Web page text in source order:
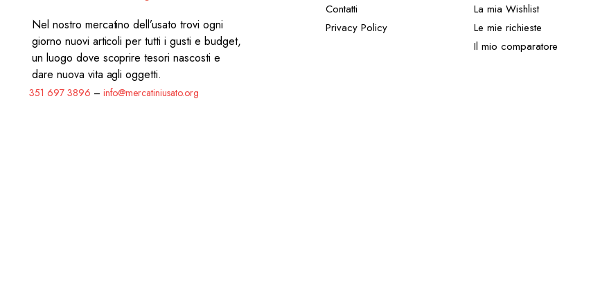
Nel nostro mercatino dell’usato trovi ogni
giorno nuovi articoli per tutti i gusti e budget,
un luogo dove scoprire tesori nascosti e
dare nuova vita agli oggetti.
351 697 3896 – info@mercatiniusato.org
Contatti
Privacy Policy
La mia Wishlist
Le mie richieste
Il mio comparatore